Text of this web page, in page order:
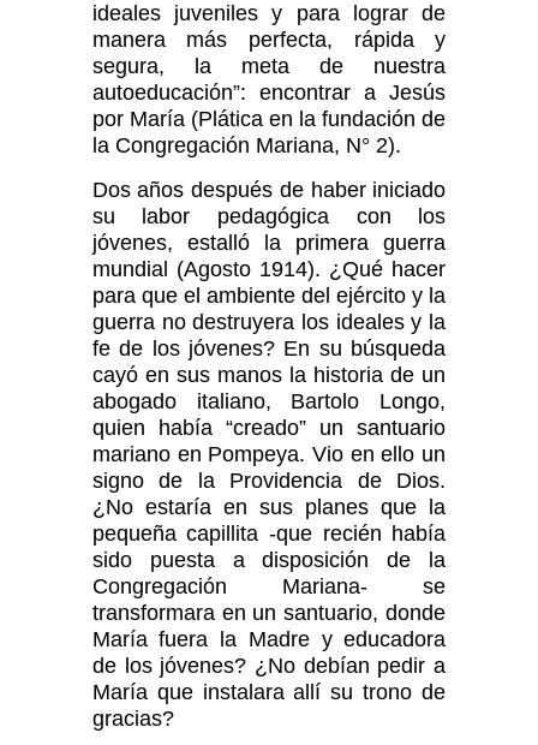
ideales juveniles y para lograr de
manera más perfecta, rápida y
segura, la meta de nuestra
autoeducación”: encontrar a Jesús
por María (Plática en la fundación de
la Congregación Mariana, N° 2).
Dos años después de haber iniciado
su labor pedagógica con los
jóvenes, estalló la primera guerra
mundial (Agosto 1914). ¿Qué hacer
para que el ambiente del ejército y la
guerra no destruyera los ideales y la
fe de los jóvenes? En su búsqueda
cayó en sus manos la historia de un
abogado italiano, Bartolo Longo,
quien había “creado” un santuario
mariano en Pompeya. Vio en ello un
signo de la Providencia de Dios.
¿No estaría en sus planes que la
pequeña capillita -que recién había
sido puesta a disposición de la
Congregación Mariana- se
transformara en un santuario, donde
María fuera la Madre y educadora
de los jóvenes? ¿No debían pedir a
María que instalara allí su trono de
gracias?